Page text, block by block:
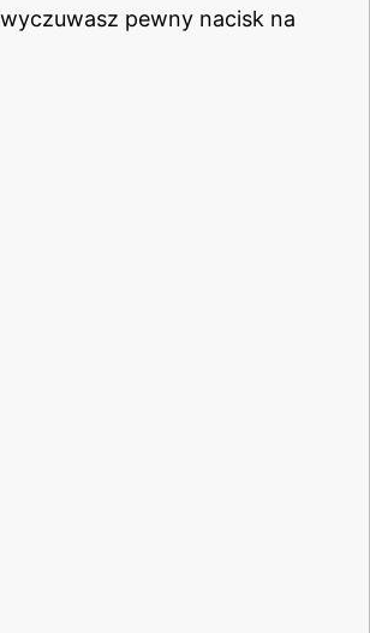
pewny nacisk na